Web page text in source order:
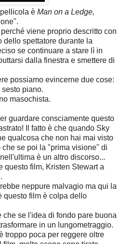
è Man on a Ledge,
viene proprio descritto con
dello spettatore durante la
se continuare a stare lì in
dalla finestra e smettere di
possiamo evincerne due cose:
piano.
masochista.
guardare consciamente questo
I
l fatto è che quando Sky
qualcosa che non hai mai visto
che se poi la "prima visione" di
è un altro discorso...
questo film, Kristen Stewart a
neppure malvagio ma qui la
questo film è colpa dello
se l'idea di fondo pare buona
in un lungometraggio.
troppo poca per reggere oltre